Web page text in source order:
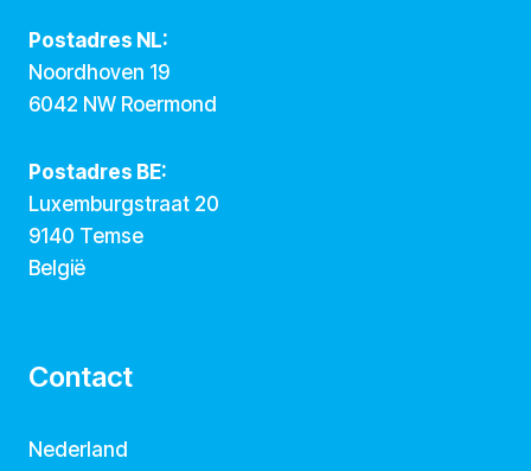
Postadres NL:
Noordhoven 19
6042 NW Roermond
Postadres BE:
Luxemburgstraat 20
9140 Temse
België
Contact
Nederland